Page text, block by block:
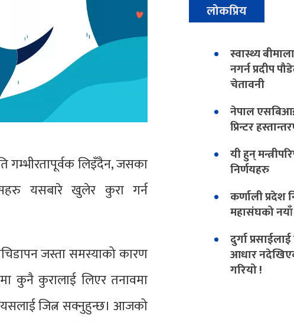
गम्भीरतापूर्वक लिइँदैन, जसका
यसबारे खुलेर कुरा गर्न
जस्ता समस्याको कारण
कुनै कुरालाई लिएर तनावमा
यसलाई जित्न सक्नुहुन्छ। आजको
लोकप्रिय
स्वास्थ्य
नगर्न प्रदीप
चेतावनी
नेपाल
प्रिन्टर
यी हुन्
निर्णयहरु
कर्णाली प्रदेश
महासंघको
दुर्गा
आधार
गरियो !